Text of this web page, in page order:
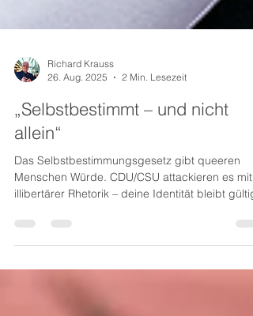
26. Aug. 2025
2 Min. Lesezeit
„Selbstbestimmt – und nicht
allein“
Das Selbstbestimmungsgesetz gibt queeren
illibertärer Rhetorik – deine Identität bleibt gültig.